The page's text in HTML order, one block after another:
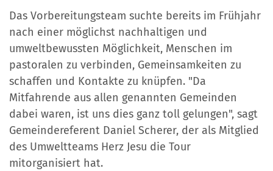
Das Vorbereitungsteam suchte bereits im Frühjahr
nach einer möglichst nachhaltigen und
umweltbewussten Möglichkeit, Menschen im
pastoralen zu verbinden, Gemeinsamkeiten zu
schaffen und Kontakte zu knüpfen. "Da
Mitfahrende aus allen genannten Gemeinden
dabei waren, ist uns dies ganz toll gelungen", sagt
Gemeindereferent Daniel Scherer, der als Mitglied
des Umweltteams Herz Jesu die Tour
mitorganisiert hat.